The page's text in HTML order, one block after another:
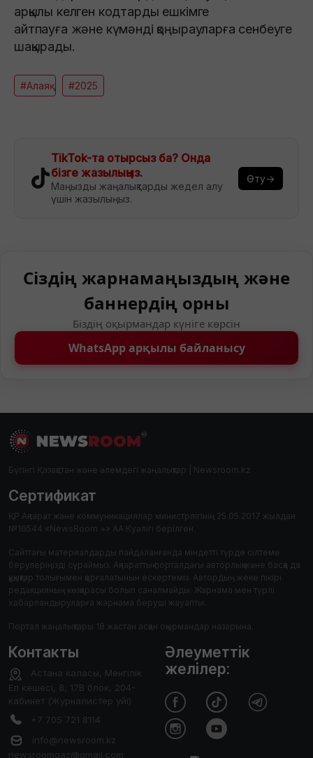
арқылы келген кодтарды ешкімге
айтпауға және күмәнді қоңырауларға сенбеуге
шақырады.
#Алаяқ #2025
TikTok-та отырсыз ба? Онда
бізге жазылыңыз.
Маңызды жаңалықтарды жедел алу
үшін жазылыңыз.
Өту→
Сіздің жарнамаңыздың және
баннердің орны
Біздің оқырмандар күніге көрсін
WhatsApp арқылы байланысу
Бүгінгі Қазақстан және әлемдегі жаңалықтар | Newsroom.kz
Сертификат
ҚР Ақпарат және коммуникациялар министрлігінің 25.05.2017 жылдан
№16544 «NewsRoom +» АА Куәлігі берілген.
Сайттағы материалдарды пайдаланғанда міндетті түрде сілтеме
берулеріңізді сұраймыз. Ақпараттық порталдағы авторлық және басқа да
құқықтар толығымен қорғалатынын ескертеміз. Автордың жеке пікірі
редакцияның көзқарасы болып саналмайды. Жарнама мен түрлі
хабарландыруларға жарнама беруші жауапты.
Портал жаңалықтары 18 жастан асқан оқырмандар назарына.
Контакты
Астана каласы, Менгілік
Ел кешесі, 8, 17В блок, 204-
кабинет (Журналистер уйі)
+7 705 721 8114
info@newsroom.kz
newsroomqaz@gmail.com
Әлеуметтік
желілер: